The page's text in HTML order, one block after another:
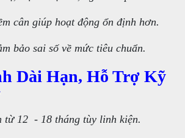
cân giúp hoạt động ổn định hơn.
bảo sai số về mức tiêu chuẩn.
Dài Hạn, Hỗ Trợ Kỹ
từ 12 - 18 tháng tùy linh kiện.